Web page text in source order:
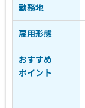
勤務地
雇用形態
おすすめ
ポイント